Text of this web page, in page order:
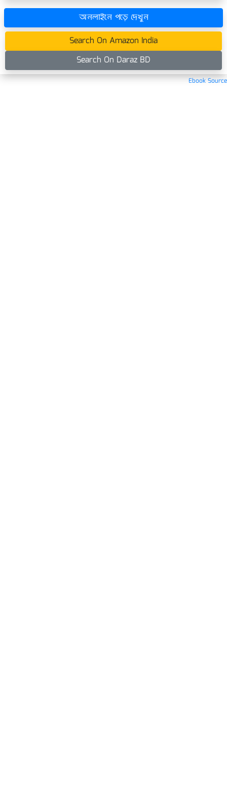
অনলাইনে পড়ে দেখুন
Search On Amazon India
Search On Daraz BD
Ebook Source